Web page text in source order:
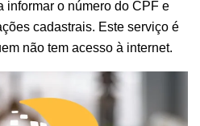
informar o número do CPF e
cadastrais. Este serviço é
não tem acesso à internet.